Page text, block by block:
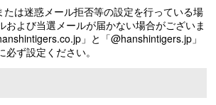
は迷惑メール拒否等の設定を行っている場
および当選メールが届かない場合がございま
」と「@hanshintigers.jp」
ず設定ください。